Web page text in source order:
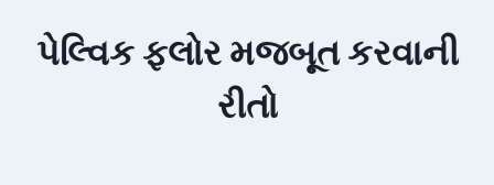
પેલ્વિક ફ્લોર મજબૂત કરવાની
રીતો